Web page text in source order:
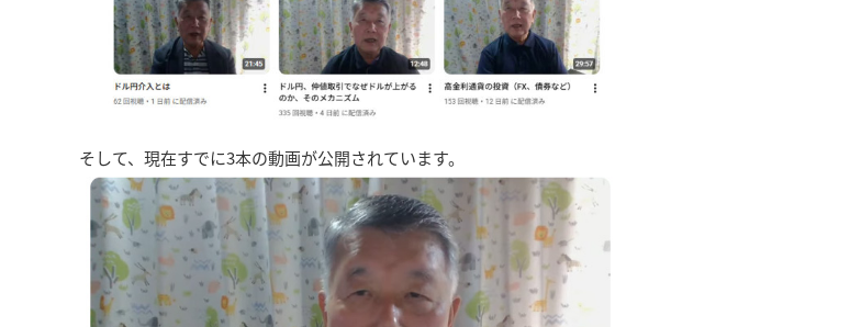
そして、現在すでに3本の動画が公開されています。